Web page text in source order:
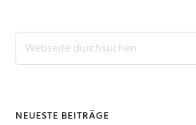
Seitenspalte
Webseite
durchsuchen
NEUESTE BEITRÄGE